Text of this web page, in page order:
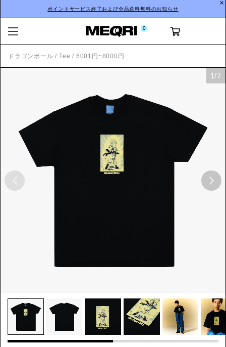
ポイントサービス終了および全品送料無料のお知らせ
0
ドラゴンボール /Tee / 6001円~8000円
1/7